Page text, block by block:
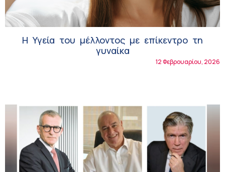
Η Υγεία του μέλλοντος με επίκεντρο τη
γυναίκα
12 Φεβρουαρίου, 2026